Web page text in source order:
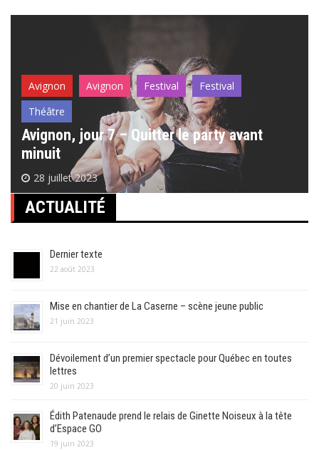
Avignon Avignon Festival
Festival
Théâtre
Avignon, jour 7 – Quitter le party avant
minuit
28 juillet 2023
ACTUALITÉ
Dernier texte
22 août 2023
Mise en chantier de La Caserne – scène jeune public
21 juin 2023
Dévoilement d’un premier spectacle pour Québec en toutes
lettres
20 juin 2023
Édith Patenaude prend le relais de Ginette Noiseux à la tête
d’Espace GO
19 juin 2023